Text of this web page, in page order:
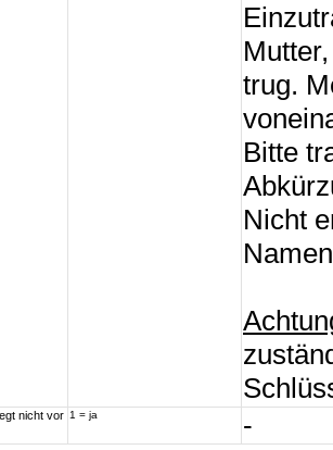
trug.
Bitte
Nicht
nicht vor 1 = ja -